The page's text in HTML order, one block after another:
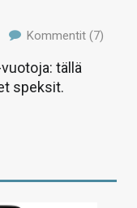
Kommentit (7)
tällä
speksit.